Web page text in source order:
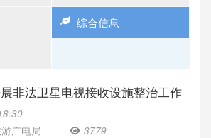
综合信息
非法卫星电视接收设施整治工作
广电局
3779